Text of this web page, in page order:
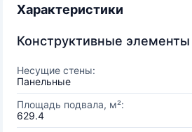
Характеристики
Конструктивные элементы
Несущие стены:
Панельные
Площадь подвала, м²:
629.4